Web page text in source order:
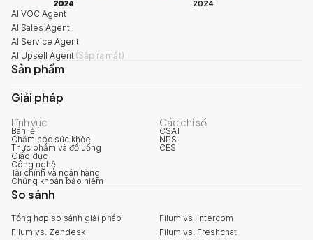
2025 2024
2024
AI VOC Agent
AI Sales Agent
AI Service Agent
AI Upsell Agent (Sắp ra mắt)
Sản phẩm
Giải pháp
Lĩnh vực
Bán lẻ
Chăm sóc sức khỏe
Thực phẩm và đồ uống
Giáo dục
Công nghệ
Tài chính và ngân hàng
Chứng khoán bảo hiểm
Các chỉ số
CSAT
NPS
CES
So sánh
Tổng hợp so sánh giải pháp
Filum vs. Intercom
Filum vs. Zendesk
Filum vs. Freshchat